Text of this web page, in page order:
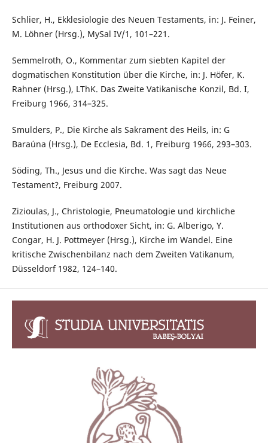
Schlier, H., Ekklesiologie des Neuen Testaments, in: J. Feiner,
M. Löhner (Hrsg.), MySal IV/1, 101–221.
Semmelroth, O., Kommentar zum siebten Kapitel der
dogmatischen Konstitution über die Kirche, in: J. Höfer, K.
Rahner (Hrsg.), LThK. Das Zweite Vatikanische Konzil, Bd. I,
Freiburg 1966, 314–325.
Smulders, P., Die Kirche als Sakrament des Heils, in: G
Baraúna (Hrsg.), De Ecclesia, Bd. 1, Freiburg 1966, 293–303.
Söding, Th., Jesus und die Kirche. Was sagt das Neue
Testament?, Freiburg 2007.
Zizioulas, J., Christologie, Pneumatologie und kirchliche
Institutionen aus orthodoxer Sicht, in: G. Alberigo, Y.
Congar, H. J. Pottmeyer (Hrsg.), Kirche im Wandel. Eine
kritische Zwischenbilanz nach dem Zweiten Vatikanum,
Düsseldorf 1982, 124–140.